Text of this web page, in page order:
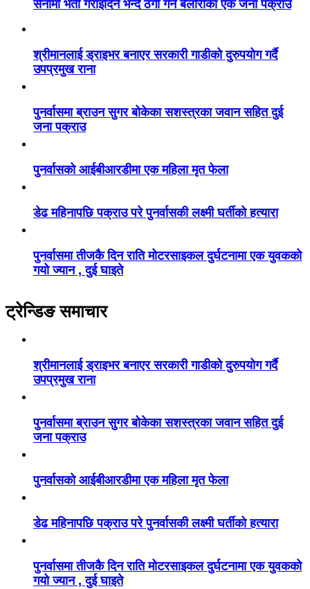
सेनामा भर्ती गराइदिने भन्दै ठगी गर्ने बेलौरीका एक जना पक्राउ
श्रीमानलाई ड्राइभर बनाएर सरकारी गाडीको दुरुपयोग गर्दै
उपप्रमुख राना
पुनर्वासमा ब्राउन सुगर बोकेका सशस्त्रका जवान सहित दुई
जना पक्राउ
पुनर्वासको आईबीआरडीमा एक महिला मृत फेला
डेढ महिनापछि पक्राउ परे पुनर्वासकी लक्ष्मी घर्तीको हत्यारा
पुनर्वासमा तीजकै दिन राति मोटरसाइकल दुर्घटनामा एक युवकको
गयो ज्यान , दुई घाइते
ट्रेन्डिङ समाचार
श्रीमानलाई ड्राइभर बनाएर सरकारी गाडीको दुरुपयोग गर्दै
उपप्रमुख राना
पुनर्वासमा ब्राउन सुगर बोकेका सशस्त्रका जवान सहित दुई
जना पक्राउ
पुनर्वासको आईबीआरडीमा एक महिला मृत फेला
डेढ महिनापछि पक्राउ परे पुनर्वासकी लक्ष्मी घर्तीको हत्यारा
पुनर्वासमा तीजकै दिन राति मोटरसाइकल दुर्घटनामा एक युवकको
गयो ज्यान , दुई घाइते